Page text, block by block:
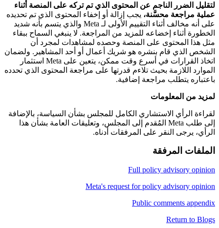
لتقليل الضرر الناجم عن المحتوى الذي تم تركه على المنصة أثناء
عملية مراجعة محسَّنة، يجب إزالة أو إخفاء المحتوى الذي تم تحديده
على أنه مخالف أثناء التقييم الأولى لـ Meta والذي يتسم بأنه شديد
الخطورة أثناء إخضاعه للمزيد من المراجعة. لا ينبغي السماح ببقاء
مثل هذا المحتوى على المنصة وحصده لمشاهدات لمجرد أن
الشخص الذي قام بنشره هو شريك أعمال أو أحد المشاهير. ولضمان
اتخاذ القرارات في أسرع وقت ممكن، يتعين على Meta استثمار
الموارد اللازمة بحيث تلاءم قدرتها على مراجعة المحتوى الذي تحدده
باعتباره يتطلب مراجعة إضافية.
لمزيد من المعلومات
لقراءة الرأي الاستشاري الكامل للمجلس بشأن السياسة، بالإضافة
إلى طلب Meta المُقدم إلى المجلس، وتعليقات العامة بشأن هذا
الرأي، يرجى النقر على المرفقات أدناه.
الملفات المرفقة
Full policy advisory opinion
Meta's request for policy advisory opinion
Public comments appendix
Return to Blogs